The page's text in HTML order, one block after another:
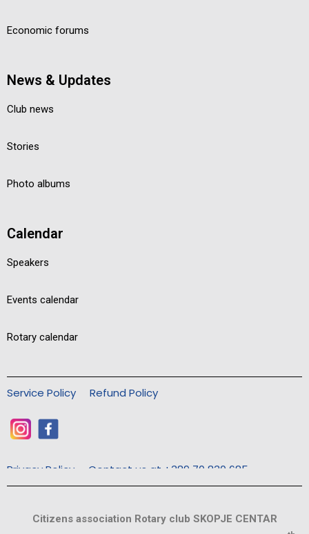
Economic forums
News & Updates
Club news
Stories
Photo albums
Calendar
Speakers
Events calendar
Rotary calendar
Service Policy Refund Policy
Privacy Policy Contact us at +389 70 830 685
Citizens association Rotary club SKOPJE CENTAR